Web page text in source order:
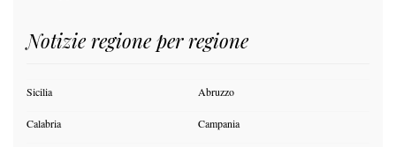
Notizie regione per regione
Sicilia Abruzzo
Calabria Campania